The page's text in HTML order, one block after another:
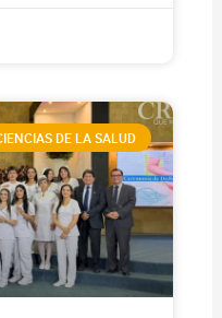
DE LA SALUD